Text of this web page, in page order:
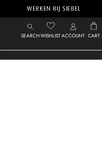
WERKEN BIJ SIEBEL
SEARCHWISHLISTACCOUNT CART